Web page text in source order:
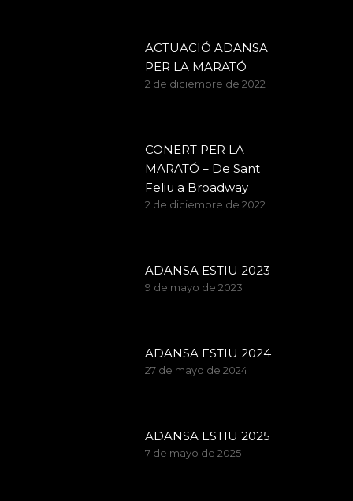
ACTUACIÓ ADANSA
PER LA MARATÓ
2 de diciembre de 2022
CONERT PER LA
MARATÓ – De Sant
Feliu a Broadway
2 de diciembre de 2022
ADANSA ESTIU 2023
9 de mayo de 2023
ADANSA ESTIU 2024
27 de mayo de 2024
ADANSA ESTIU 2025
7 de mayo de 2025